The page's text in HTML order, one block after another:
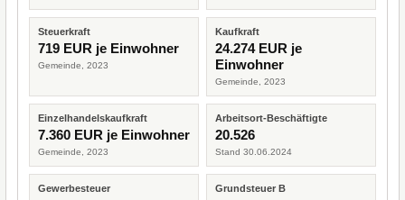
Steuerkraft
719 EUR je Einwohner
Gemeinde, 2023
Kaufkraft
24.274 EUR je
Einwohner
Gemeinde, 2023
Einzelhandelskaufkraft
7.360 EUR je Einwohner
Gemeinde, 2023
Arbeitsort-Beschäftigte
20.526
Stand 30.06.2024
Gewerbesteuer Grundsteuer B